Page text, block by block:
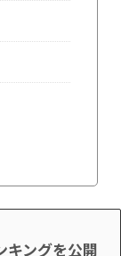
キングを公開